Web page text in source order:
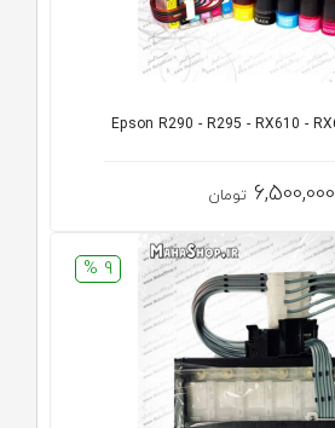
6,500,000 تومان
9 %